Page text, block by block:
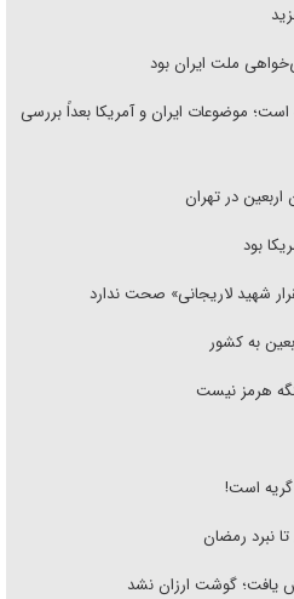
ملت ایران بود
است؛ موضوعات ایران و آمریکا بعداً بررسی
اربعین در تهران
بود
شهید لاریجانی» صحت ندارد
هرمز نیست
است!
نبرد رمضان